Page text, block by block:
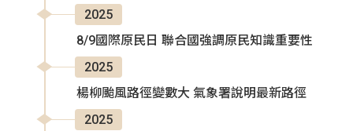
2025
8/9國際原民日 聯合國強調原民知識重要性
2025
楊柳颱風路徑變數大 氣象署說明最新路徑
2025